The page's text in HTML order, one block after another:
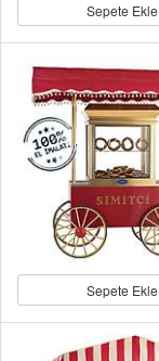
Sepete Ekle
Sepete Ekle